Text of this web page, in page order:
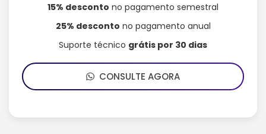
15% desconto no pagamento semestral
25% desconto no pagamento anual
Suporte técnico grátis por 30 dias
CONSULTE AGORA